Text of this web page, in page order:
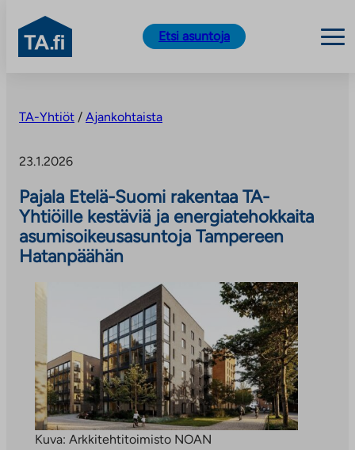
TA.fi
Etsi asuntoja
TA-Yhtiöt / Ajankohtaista
23.1.2026
Pajala Etelä-Suomi rakentaa TA-
Yhtiöille kestäviä ja energiatehokkaita
asumisoikeusasuntoja Tampereen
Hatanpäähän
Kuva: Arkkitehtitoimisto NOAN